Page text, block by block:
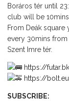
Boráros tér until
club will be
From Deák square
every 30mins from
Szent Imre tér.
https://
https://
SUBSCRIBE: